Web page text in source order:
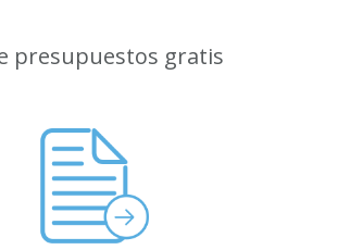
presupuestos gratis